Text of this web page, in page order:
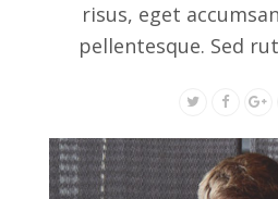
risus, eget
pellentesque. Sed